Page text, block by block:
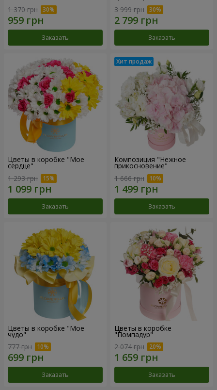
1 370 грн
Заказать
3 999 грн
Заказать
Цветы в коробке "Мое
сердце"
1 293 грн
Заказать
Композиция "Нежное
прикосновение"
1 666 грн
Заказать
Цветы в коробке "Мое
чудо"
777 грн
Заказать
Цветы в коробке
"Помпадур"
2 074 грн
Заказать